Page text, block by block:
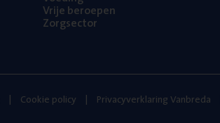
Vrije beroe­pen
Zorg­sec­tor
Cookie policy Privacyverklaring Vanbreda